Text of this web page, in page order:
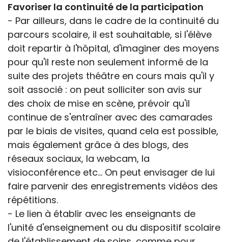
Favoriser la continuité de la participation
- Par ailleurs, dans le cadre de la continuité du
parcours scolaire, il est souhaitable, si l'élève
doit repartir à l'hôpital, d'imaginer des moyens
pour qu'il reste non seulement informé de la
suite des projets théâtre en cours mais qu'il y
soit associé : on peut solliciter son avis sur
des choix de mise en scène, prévoir qu'il
continue de s'entraîner avec des camarades
par le biais de visites, quand cela est possible,
mais également grâce à des blogs, des
réseaux sociaux, la webcam, la
visioconférence etc... On peut envisager de lui
faire parvenir des enregistrements vidéos des
répétitions.
- Le lien à établir avec les enseignants de
l'unité d'enseignement ou du dispositif scolaire